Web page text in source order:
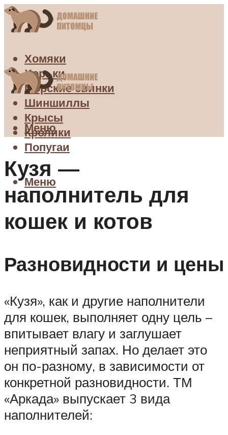
Хомяки
Хорьки
Морские свинки
Шиншиллы
Крысы
Кролики
Попугаи
Меню
Меню
Кузя —
наполнитель для
кошек и котов
Разновидности и цены
«Кузя», как и другие наполнители
для кошек, выполняет одну цель –
впитывает влагу и заглушает
неприятный запах. Но делает это
он по-разному, в зависимости от
конкретной разновидности. ТМ
«Аркада» выпускает 3 вида
наполнителей: